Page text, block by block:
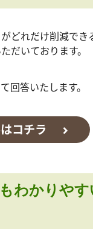
どれだけ削減で
だいております。
回答いたします。
コチラ
わかりや